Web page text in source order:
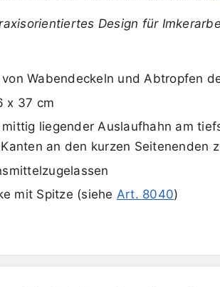
Design für
Wabendeckeln und Abtropfen
x 37 cm
liegender Auslaufhahn am
an den kurzen Seitenenden
mit Spitze (siehe Art. 8040)